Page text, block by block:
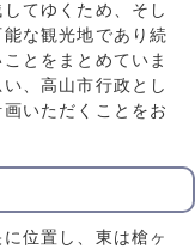
てゆくため、そし
な観光地であり続
とをまとめていま
、高山市行政とし
いただくことをお
位置し、東は槍ヶ